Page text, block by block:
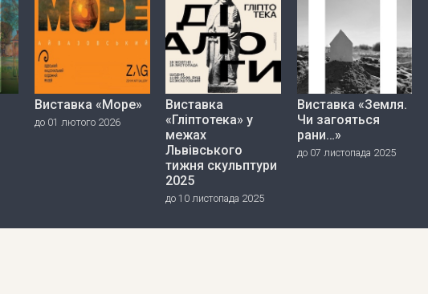
Виставка «Море»
до 01 лютого 2026
Виставка
«Гліптотека» у
межах
Львівського
тижня скульптури
2025
до 10 листопада 2025
Виставка «Земля.
Чи загояться
рани…»
до 07 листопада 2025